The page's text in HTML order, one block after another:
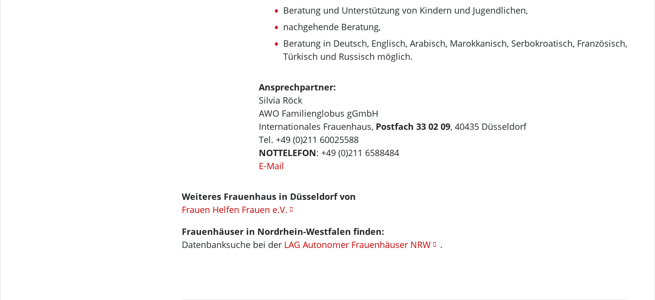
Beratung und Unterstützung von Kindern und Jugendlichen,
nachgehende Beratung,
Beratung in Deutsch, Englisch, Arabisch, Marokkanisch, Serbokroatisch, Französisch,
Türkisch und Russisch möglich.
Ansprechpartner:
Silvia Röck
AWO Familienglobus gGmbH
Internationales Frauenhaus, Postfach 33 02 09, 40435 Düsseldorf
Tel. +49 (0)211 60025588
NOTTELEFON: +49 (0)211 6588484
E-Mail
Weiteres Frauenhaus in Düsseldorf von
Frauen Helfen Frauen e.V.
Frauenhäuser in Nordrhein-Westfalen finden:
Datenbanksuche bei der LAG Autonomer Frauenhäuser NRW .